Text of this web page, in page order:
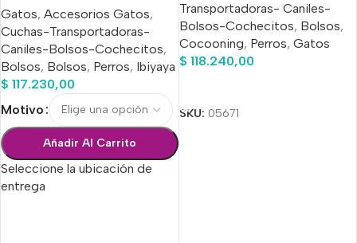
Gatos, Accesorios Gatos,
Cuchas-Transportadoras-
Caniles-Bolsos-Cochecitos,
Bolsos, Bolsos, Perros, Ibiyaya
$ 117.230,00
Motivo
Añadir Al Carrito
Seleccione la ubicación de
entrega
Transportadoras- Caniles-
Bolsos-Cochecitos, Bolsos,
Cocooning, Perros, Gatos
$ 118.240,00
SKU: 05671